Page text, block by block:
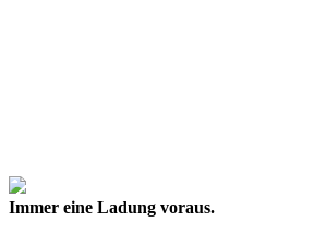
Immer eine Ladung voraus.